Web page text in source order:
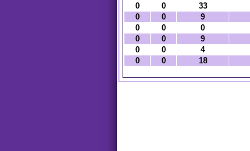
33
0
0
9
0
0
0
0
0
9
0
0
4
0
0
18
0
0